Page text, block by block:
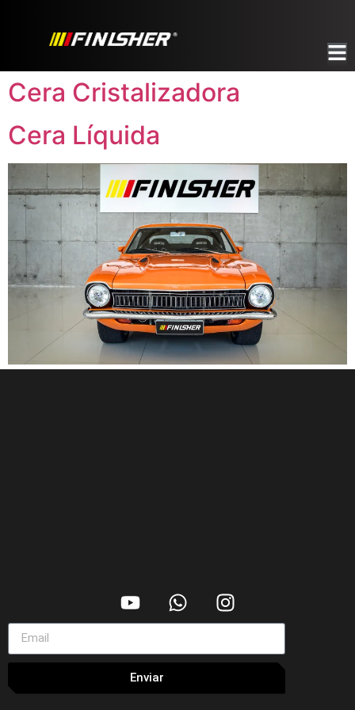
Cera Cristalizadora
Cera Líquida
Enviar